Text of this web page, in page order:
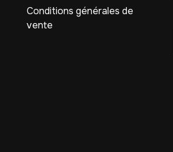
Conditions générales de
vente